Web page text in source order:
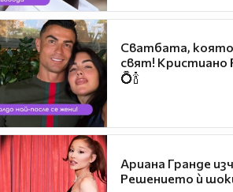
Сватбата,
свят! Кристиано
💍🍾
Ариана Гранде
Решението ѝ